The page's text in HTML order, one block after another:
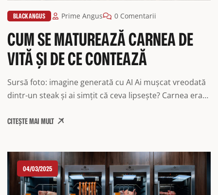
BLACK ANGUS Prime Angus 0 Comentarii
CUM SE MATUREAZĂ CARNEA DE
VITĂ ȘI DE CE CONTEAZĂ
Sursă foto: imagine generată cu AI Ai mușcat vreodată
dintr-un steak și ai simțit că ceva lipsește? Carnea era
rămânea undeva la suprafață, fără adâncime, fără acea
CITEȘTE MAI MULT
04/03/2025